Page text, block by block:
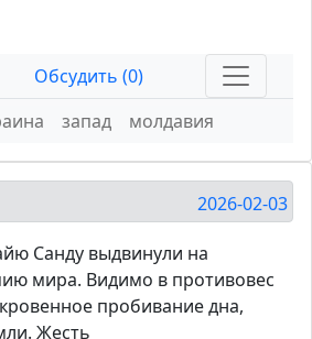
Обсудить (0)
запад молдавия
2026-02-03
Санду выдвинули на
мира. Видимо в противовес
пробивание дна,
Жесть